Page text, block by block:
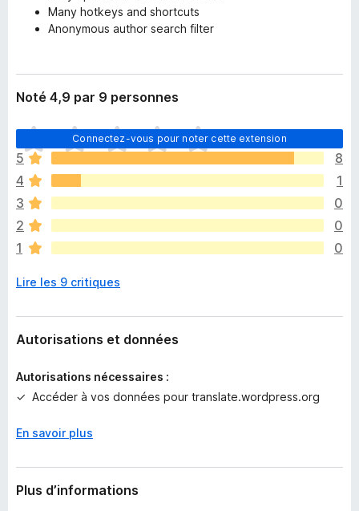
Many hotkeys and shortcuts
Anonymous author search filter
Noté 4,9 par 9 personnes
Connectez-vous pour noter cette extension
I
l
n
’
y
a
a
u
u
e
n
t
p
u
l
’
5
8
4
1
3
0
2
0
1
0
Lire les 9 critiques
Autorisations et données
Autorisations nécessaires :
Accéder à vos données pour translate.wordpress.org
En savoir plus
Plus d’informations